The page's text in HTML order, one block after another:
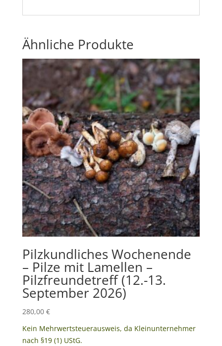
Ähnliche Produkte
Pilzkundliches Wochenende
– Pilze mit Lamellen –
Pilzfreundetreff (12.-13.
September 2026)
280,00 €
Kein Mehrwertsteuerausweis, da Kleinunternehmer
nach §19 (1) UStG.